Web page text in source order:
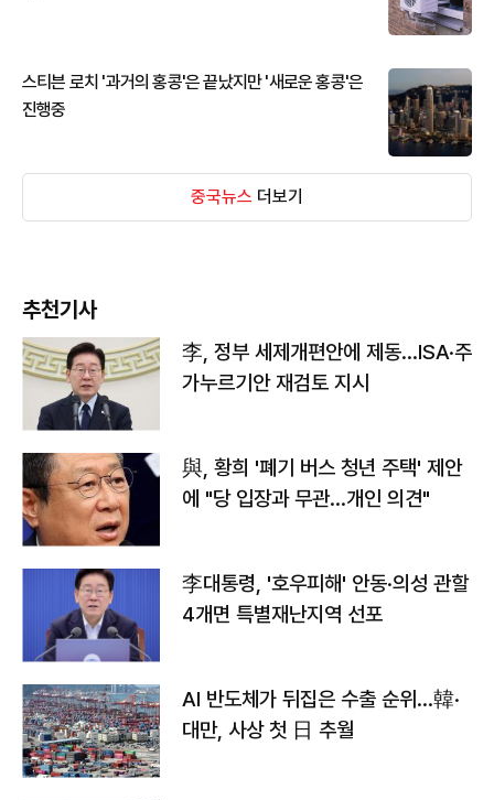
스티븐 로치 '과거의 홍콩'은 끝났지만 '새로운 홍콩'은
진행중
중국뉴스 더보기
추천기사
李, 정부 세제개편안에 제동…ISA·주
가누르기안 재검토 지시
與, 황희 '폐기 버스 청년 주택' 제안
에 "당 입장과 무관…개인 의견"
李대통령, '호우피해' 안동·의성 관할
4개면 특별재난지역 선포
AI 반도체가 뒤집은 수출 순위…韓·
대만, 사상 첫 日 추월